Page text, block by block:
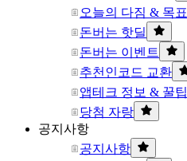
오늘의 다짐 & 목표
돈버는 핫딜
돈버는 이벤트
추천인코드 교환
앱테크 정보 & 꿀팁
당첨 자랑
공지사항
공지사항